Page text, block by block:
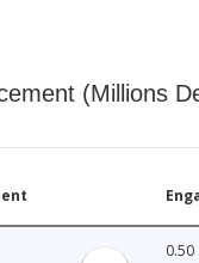
(Millions
0.50